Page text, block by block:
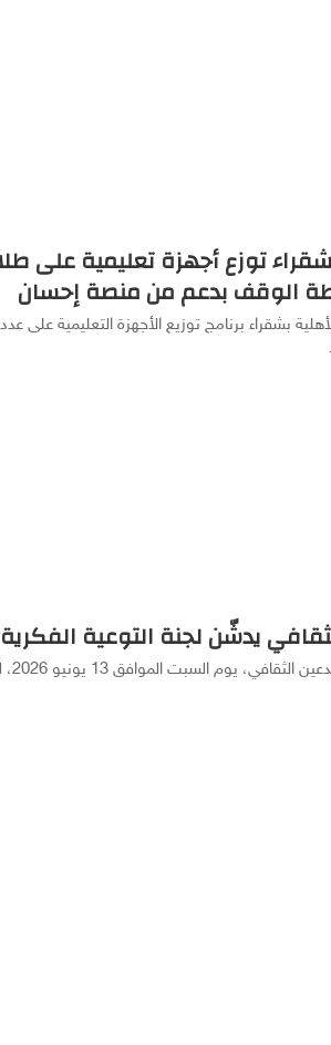
توزع أجهزة تعليمية على
الوقف بدعم من منصة إحسان
بشقراء برنامج توزيع الأجهزة التعليمية على
يدشّن لجنة التوعية الفكرية
سمو